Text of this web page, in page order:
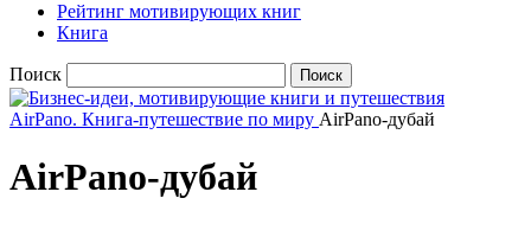
Рейтинг мотивирующих книг
Книга
Поиск
AirPano. Книга-путешествие по миру AirPano-дубай
AirPano-дубай